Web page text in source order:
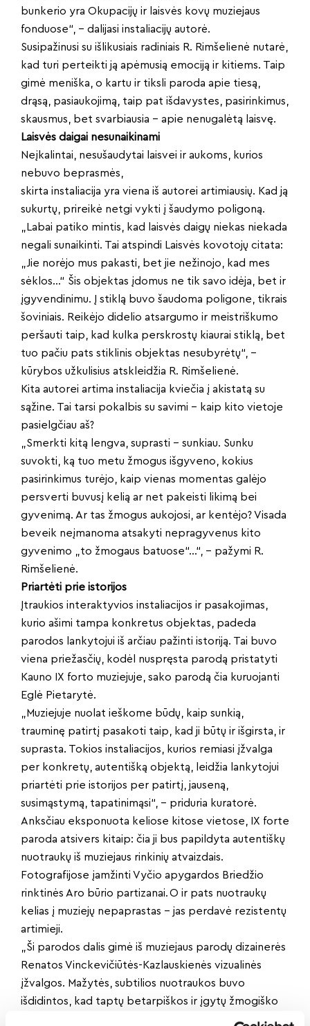
bunkerio yra Okupacijų ir laisvės kovų muziejaus
fonduose“, – dalijasi instaliacijų autorė.
Susipažinusi su išlikusiais radiniais R. Rimšelienė nutarė,
kad turi perteikti ją apėmusią emociją ir kitiems. Taip
gimė meniška, o kartu ir tiksli paroda apie tiesą,
drąsą, pasiaukojimą, taip pat išdavystes, pasirinkimus,
skausmus, bet svarbiausia – apie nenugalėtą laisvę.
Laisvės daigai nesunaikinami
Neįkalintai, nesušaudytai laisvei ir aukoms, kurios
nebuvo beprasmės,
skirta instaliacija yra viena iš autorei artimiausių. Kad ją
sukurtų, prireikė netgi vykti į šaudymo poligoną.
„Labai patiko mintis, kad laisvės daigų niekas niekada
negali sunaikinti. Tai atspindi Laisvės kovotojų citata:
„Jie norėjo mus pakasti, bet jie nežinojo, kad mes
sėklos…“ Šis objektas įdomus ne tik savo idėja, bet ir
įgyvendinimu. Į stiklą buvo šaudoma poligone, tikrais
šoviniais. Reikėjo didelio atsargumo ir meistriškumo
peršauti taip, kad kulka perskrostų kiaurai stiklą, bet
tuo pačiu pats stiklinis objektas nesubyrėtų“, –
kūrybos užkulisius atskleidžia R. Rimšelienė.
Kita autorei artima instaliacija kviečia į akistatą su
sąžine. Tai tarsi pokalbis su savimi – kaip kito vietoje
pasielgčiau aš?
„Smerkti kitą lengva, suprasti – sunkiau. Sunku
suvokti, ką tuo metu žmogus išgyveno, kokius
pasirinkimus turėjo, kaip vienas momentas galėjo
persverti buvusį kelią ar net pakeisti likimą bei
gyvenimą. Ar tas žmogus aukojosi, ar kentėjo? Visada
beveik neįmanoma atsakyti nepragyvenus kito
gyvenimo „to žmogaus batuose“…“, – pažymi R.
Rimšelienė.
Priartėti prie istorijos
Įtraukios interaktyvios instaliacijos ir pasakojimas,
kurio ašimi tampa konkretus objektas, padeda
parodos lankytojui iš arčiau pažinti istoriją. Tai buvo
viena priežasčių, kodėl nuspręsta parodą pristatyti
Kauno IX forto muziejuje, sako parodą čia kuruojanti
Eglė Pietarytė.
„Muziejuje nuolat ieškome būdų, kaip sunkią,
trauminę patirtį pasakoti taip, kad ji būtų ir išgirsta, ir
suprasta. Tokios instaliacijos, kurios remiasi įžvalga
per konkretų, autentišką objektą, leidžia lankytojui
priartėti prie istorijos per patirtį, jauseną,
susimąstymą, tapatinimąsi“, – priduria kuratorė.
Anksčiau eksponuota keliose kitose vietose, IX forte
paroda atsivers kitaip: čia ji bus papildyta autentiškų
nuotraukų iš muziejaus rinkinių atvaizdais.
Fotografijose įamžinti Vyčio apygardos Briedžio
rinktinės Aro būrio partizanai. O ir pats nuotraukų
kelias į muziejų nepaprastas – jas perdavė rezistentų
artimieji.
„Ši parodos dalis gimė iš muziejaus parodų dizainerės
Renatos Vinckevičiūtės-Kazlauskienės vizualinės
įžvalgos. Mažytės, subtilios nuotraukos buvo
išdidintos, kad taptų betarpiškos ir įgytų žmogiško
jautrumo. Jų kadro autentiškumas ir akimirkos